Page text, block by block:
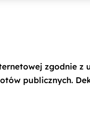
zgodnie z
publicznych.